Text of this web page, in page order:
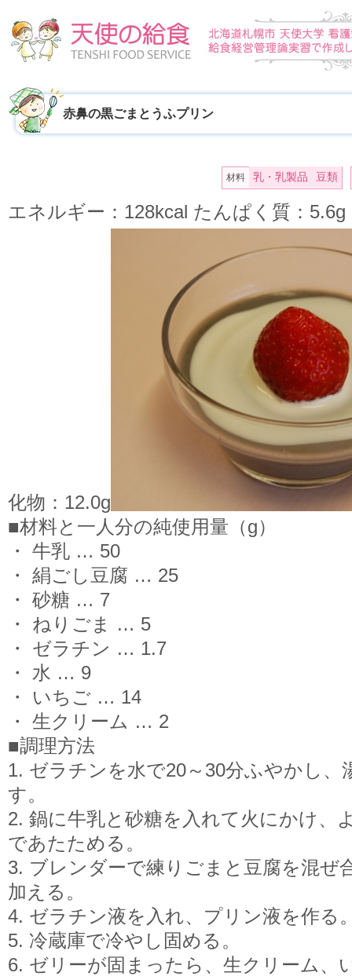
赤鼻の黒ごまとうふプリン
材料 乳・乳製品 豆類
エネルギー：128kcal たんぱく質：
化物：12.0g
■材料と一人分の純使用量（g）
・ 牛乳 … 50
・ 絹ごし豆腐 … 25
・ 砂糖 … 7
・ ねりごま … 5
・ ゼラチン … 1.7
・ 水 … 9
・ いちご … 14
・ 生クリーム … 2
■調理方法
1. ゼラチンを水で20～30分ふやかし、
す。
2. 鍋に牛乳と砂糖を入れて火にかけ、
であたためる。
3. ブレンダーで練りごまと豆腐を混ぜ
加える。
4. ゼラチン液を入れ、プリン液を作る
5. 冷蔵庫で冷やし固める。
6. ゼリーが固まったら、生クリーム、